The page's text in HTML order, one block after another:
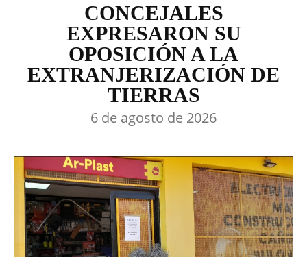
CONCEJALES
EXPRESARON SU
OPOSICIÓN A LA
EXTRANJERIZACIÓN DE
TIERRAS
6 de agosto de 2026